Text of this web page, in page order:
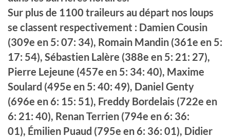
Sur plus de 1100 traileurs au départ nos loups
se classent respectivement : Damien Cousin
(309e en 5: 07: 34), Romain Mandin (361e en 5:
17: 54), Sébastien Lalère (388e en 5: 21: 27),
Pierre Lejeune (457e en 5: 34: 40), Maxime
Soulard (495e en 5: 40: 49), Daniel Genty
(696e en 6: 15: 51), Freddy Bordelais (722e en
6: 21: 40), Renan Terrien (794e en 6: 36:
01), Émilien Puaud (795e en 6: 36: 01), Didier